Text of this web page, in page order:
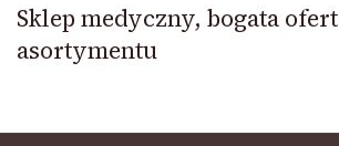
Sklep medyczny, bogata
asortymentu